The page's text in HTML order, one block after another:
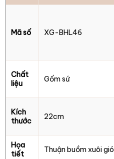
Mã số XG-BHL46
Chất
liệu
Gốm sứ
Kích
thước
22cm
Họa
tiết
Thuận buồm xuôi gió